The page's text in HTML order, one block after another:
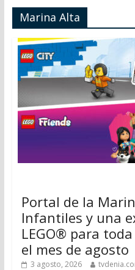
Marina Alta
Portal de la
Infantiles y una
LEGO® para
el mes de agosto
3 agosto, 2026